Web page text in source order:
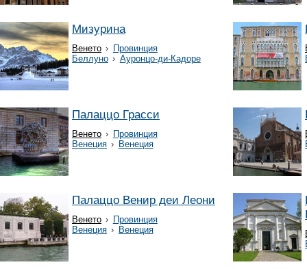
Мизурина
Венето › Провинция
Беллуно › Ауронцо-ди-Кадоре
Палаццо Грасси
Венето › Провинция
Венеция › Венеция
Палаццо Венир деи Леони
Венето › Провинция
Венеция › Венеция